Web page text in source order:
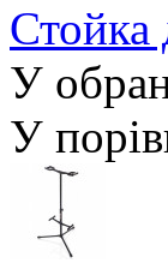
Стойка
У
У